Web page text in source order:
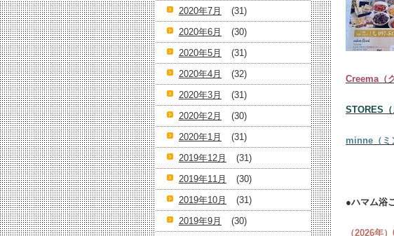
Creema（
STORES（
minne（ミ
●ハマム浴
（2026年
2020年7月
(31)
2020年6月
(30)
2020年5月
(31)
2020年4月
(32)
2020年3月
(31)
2020年2月
(30)
2020年1月
(31)
2019年12月
(31)
2019年11月
(30)
2019年10月
(31)
2019年9月
(30)